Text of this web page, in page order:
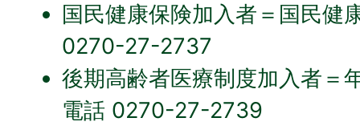
国民健康保険加入者＝国民健
0270-27-2737
後期高齢者医療制度加入者＝
電話 0270-27-2739